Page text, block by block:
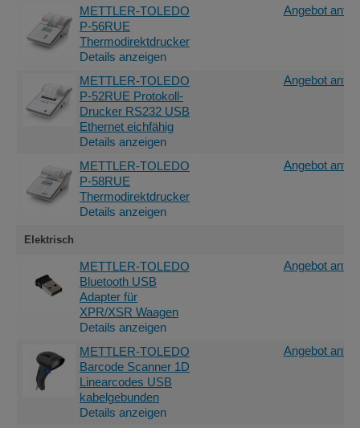
METTLER-TOLEDO
P-56RUE
Thermodirektdrucker
Details anzeigen
Angebot
METTLER-TOLEDO
P-52RUE Protokoll-
Drucker RS232 USB
Ethernet eichfähig
Details anzeigen
Angebot
METTLER-TOLEDO
P-58RUE
Thermodirektdrucker
Details anzeigen
Angebot
Elektrisch
METTLER-TOLEDO
Bluetooth USB
Adapter für
XPR/XSR Waagen
Details anzeigen
Angebot
METTLER-TOLEDO
Barcode Scanner 1D
Linearcodes USB
kabelgebunden
Details anzeigen
Angebot